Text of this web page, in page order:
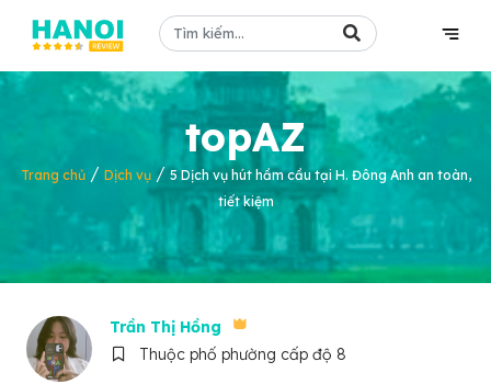
topAZ
Trang chủ/ Dịch vụ/ 5 Dịch vụ hút hầm cầu tại H. Đông Anh an toàn,
tiết kiệm
Trần Thị Hồng
Thuộc phố phường cấp độ 8